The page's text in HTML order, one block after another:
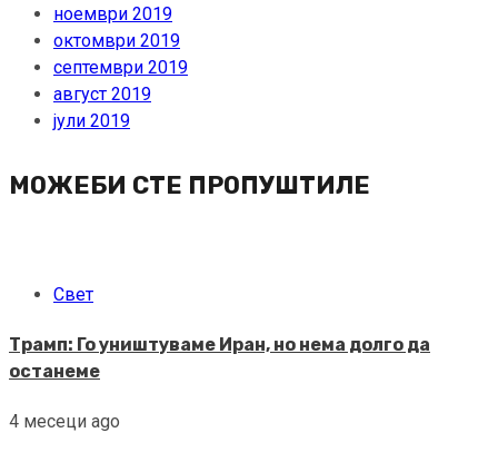
ноември 2019
октомври 2019
септември 2019
август 2019
јули 2019
МОЖЕБИ СТЕ ПРОПУШТИЛЕ
Свет
Трамп: Го уништуваме Иран, но нема долго да
останеме
4 месеци ago